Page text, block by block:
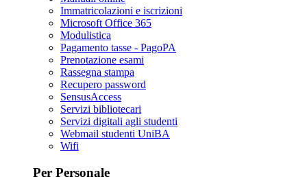
Immatricolazioni e iscrizioni
Microsoft Office 365
Modulistica
Pagamento tasse - PagoPA
Prenotazione esami
Rassegna stampa
Recupero password
SensusAccess
Servizi bibliotecari
Servizi digitali agli studenti
Webmail studenti UniBA
Wifi
Per Personale